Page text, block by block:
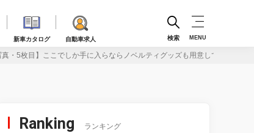
新車カタログ 自動車求人 検索 MENU
真・5枚目】ここでしか手に入らならノベルティグッズも用意してます！
Ranking ランキング